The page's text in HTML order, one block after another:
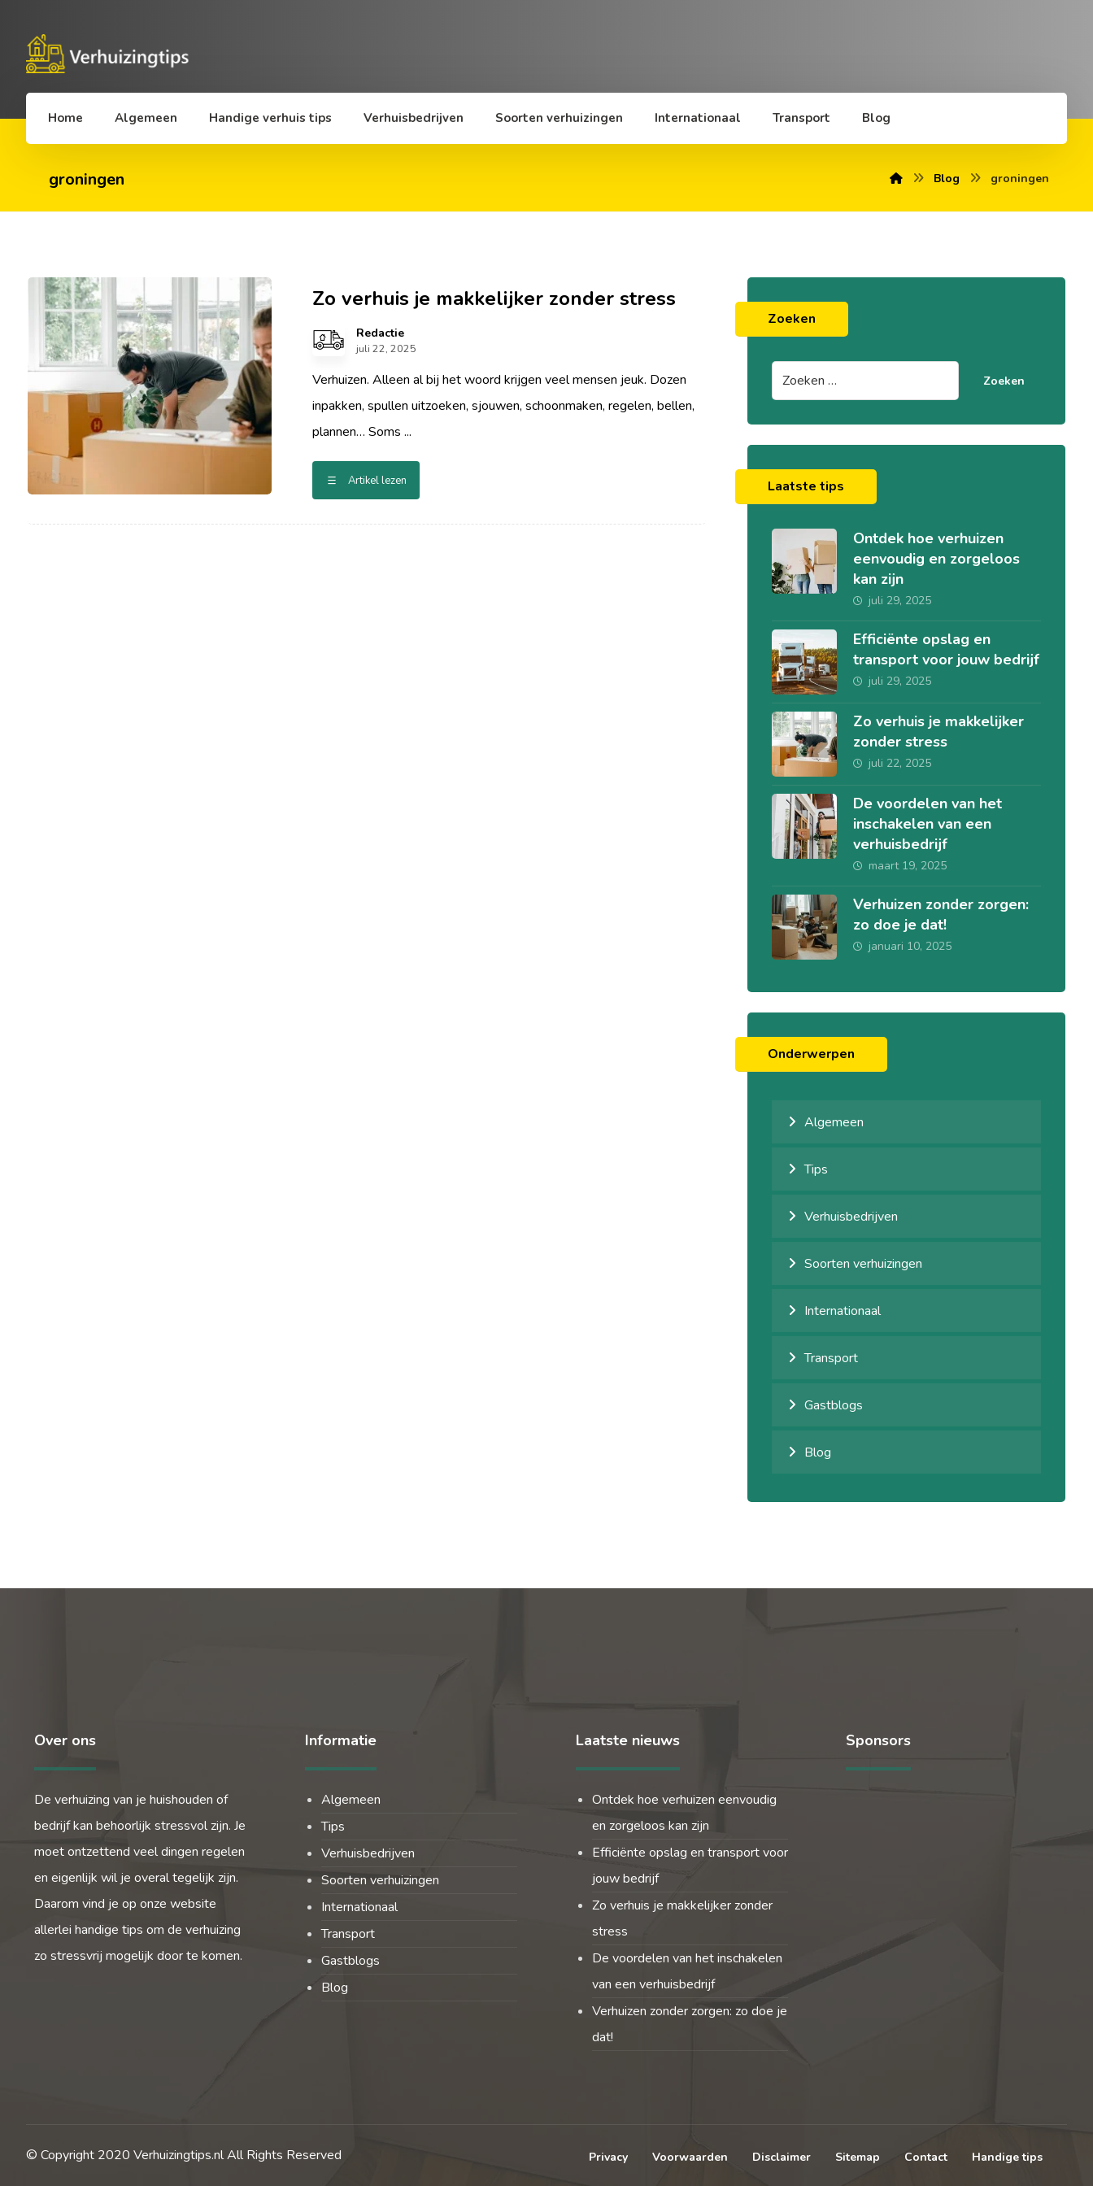
Home Algemeen Handige verhuis tips Verhuisbedrijven Soorten verhuizingen Internationaal Transport Blog
groningen Blog groningen
Zo verhuis je makkelijker zonder stress
Redactie
juli 22, 2025
Verhuizen. Alleen al bij het woord krijgen veel mensen jeuk. Dozen
inpakken, spullen uitzoeken, sjouwen, schoonmaken, regelen, bellen,
plannen… Soms ...
Artikel lezen
Zoeken
Zoeken
Laatste tips
Ontdek hoe verhuizen
eenvoudig en zorgeloos
kan zijn
juli 29, 2025
Efficiënte opslag en
transport voor jouw bedrijf
juli 29, 2025
Zo verhuis je makkelijker
zonder stress
juli 22, 2025
De voordelen van het
inschakelen van een
verhuisbedrijf
maart 19, 2025
Verhuizen zonder zorgen:
zo doe je dat!
januari 10, 2025
Onderwerpen
Algemeen
Tips
Verhuisbedrijven
Soorten verhuizingen
Internationaal
Transport
Gastblogs
Blog
Over ons
De verhuizing van je huishouden of
bedrijf kan behoorlijk stressvol zijn. Je
moet ontzettend veel dingen regelen
en eigenlijk wil je overal tegelijk zijn.
Daarom vind je op onze website
allerlei handige tips om de verhuizing
zo stressvrij mogelijk door te komen.
Informatie
Algemeen
Tips
Verhuisbedrijven
Soorten verhuizingen
Internationaal
Transport
Gastblogs
Blog
Laatste nieuws
Ontdek hoe verhuizen eenvoudig
en zorgeloos kan zijn
Efficiënte opslag en transport voor
jouw bedrijf
Zo verhuis je makkelijker zonder
stress
De voordelen van het inschakelen
van een verhuisbedrijf
Verhuizen zonder zorgen: zo doe je
dat!
Sponsors
© Copyright 2020 Verhuizingtips.nl All Rights Reserved Privacy Voorwaarden Disclaimer Sitemap Contact Handige tips